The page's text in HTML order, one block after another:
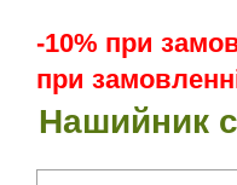
-10% при
при
Нашийник